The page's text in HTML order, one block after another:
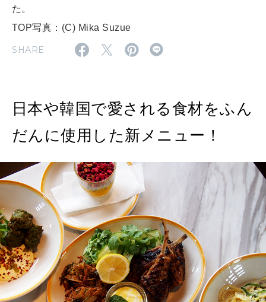
2026年8月号『お茶の時間です。』
2026年6月号「大銀座 トレンドが生まれる 新しい一流店へ。」
2026年5月号「“大好き”に出会いに。韓国」
2026年3月号「スイーツ予想図 2026」
2026年2月号「良運を掴む 新・開運術。」
2026年1月号「猫がいれば、幸せ」
2025年12月号「お酒の新常識。」
た。
TOP写真：(C) Mika Suzue
SHARE
日本や韓国で愛される食材をふん
だんに使用した新メニュー！